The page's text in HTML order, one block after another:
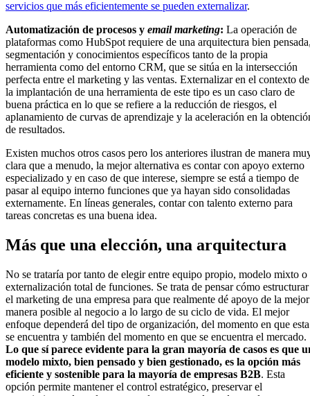
servicios que más eficientemente se pueden externalizar.
Automatización de procesos y email marketing: La operación de
plataformas como HubSpot requiere de una arquitectura bien
segmentación y conocimientos específicos tanto de la propia
herramienta como del entorno CRM, que se sitúa en la intersección
perfecta entre el marketing y las ventas. Externalizar en el contexto de
la implantación de una herramienta de este tipo es un caso claro de
buena práctica en lo que se refiere a la reducción de riesgos, el
aplanamiento de curvas de aprendizaje y la aceleración en la
de resultados.
Existen muchos otros casos pero los anteriores ilustran de manera
clara que a menudo, la mejor alternativa es contar con apoyo externo
especializado y en caso de que interese, siempre se está a tiempo de
pasar al equipo interno funciones que ya hayan sido consolidadas
externamente. En líneas generales, contar con talento externo para
tareas concretas es una buena idea.
Más que una elección, una arquitectura
No se trataría por tanto de elegir entre equipo propio, modelo mixto o
externalización total de funciones. Se trata de pensar cómo estructurar
el marketing de una empresa para que realmente dé apoyo de la mejor
manera posible al negocio a lo largo de su ciclo de vida. El mejor
enfoque dependerá del tipo de organización, del momento en que esta
se encuentra y también del momento en que se encuentra el mercado.
Lo que sí parece evidente para la gran mayoría de casos es que
modelo mixto, bien pensado y bien gestionado, es la opción más
eficiente y sostenible para la mayoría de empresas B2B. Esta
opción permite mantener el control estratégico, preservar el